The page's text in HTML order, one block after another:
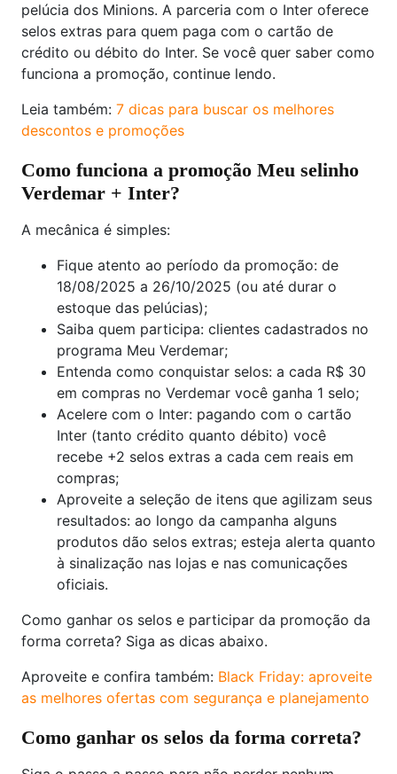
pelúcia dos Minions. A parceria com o Inter oferece
selos extras para quem paga com o cartão de
crédito ou débito do Inter. Se você quer saber como
funciona a promoção, continue lendo.
Leia também: 7 dicas para buscar os melhores
descontos e promoções
Como funciona a promoção Meu selinho
Verdemar + Inter?
A mecânica é simples:
Fique atento ao período da promoção: de
18/08/2025 a 26/10/2025 (ou até durar o
estoque das pelúcias);
Saiba quem participa: clientes cadastrados no
programa Meu Verdemar;
Entenda como conquistar selos: a cada R$ 30
em compras no Verdemar você ganha 1 selo;
Acelere com o Inter: pagando com o cartão
Inter (tanto crédito quanto débito) você
recebe +2 selos extras a cada cem reais em
compras;
Aproveite a seleção de itens que agilizam seus
resultados: ao longo da campanha alguns
produtos dão selos extras; esteja alerta quanto
à sinalização nas lojas e nas comunicações
oficiais.
Como ganhar os selos e participar da promoção da
forma correta? Siga as dicas abaixo.
Aproveite e confira também: Black Friday: aproveite
as melhores ofertas com segurança e planejamento
Como ganhar os selos da forma correta?